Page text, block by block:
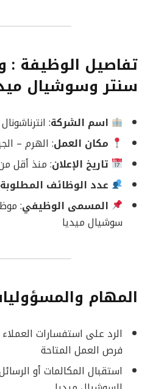
تفاصيل الوظيفة
سنتر وسوشيال
اسم الشركة:
مكان العمل: الهرم –
تاريخ الإعلان: منذ أقل
عدد الوظائف المطلوبة
المسمى الوظيفي:
سوشيال ميديا
المهام
الرد على استفسارات
فرص العمل المتاحة
استقبال المكالمات أو